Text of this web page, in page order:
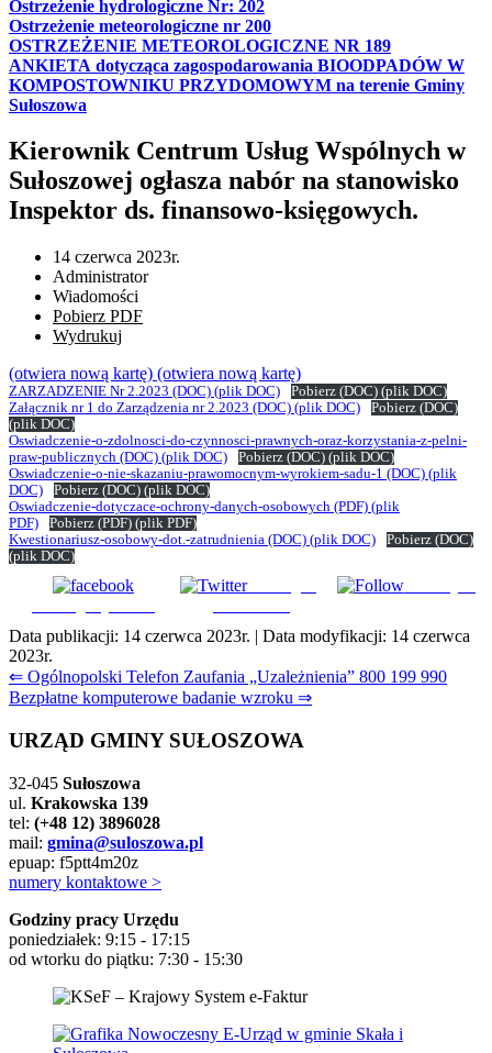
Ostrzeżenie hydrologiczne Nr: 202
Ostrzeżenie meteorologiczne nr 200
OSTRZEŻENIE METEOROLOGICZNE NR 189
ANKIETA dotycząca zagospodarowania BIOODPADÓW W
KOMPOSTOWNIKU PRZYDOMOWYM na terenie Gminy
Sułoszowa
Kierownik Centrum Usług Wspólnych w
Sułoszowej ogłasza nabór na stanowisko
Inspektor ds. finansowo-księgowych.
14 czerwca 2023r.
Administrator
Wiadomości
Pobierz PDF
Wydrukuj
(otwiera nową kartę) (otwiera nową kartę)
ZARZADZENIE Nr 2.2023 (DOC) (plik DOC) Pobierz(DOC)(plik DOC)
Załącznik nr 1 do Zarządzenia nr 2.2023 (DOC) (plik DOC) Pobierz(DOC)
(plik DOC)
Oswiadczenie-o-zdolnosci-do-czynnosci-prawnych-oraz-korzystania-z-pelni-
praw-publicznych (DOC) (plik DOC) Pobierz(DOC)(plik DOC)
Oswiadczenie-o-nie-skazaniu-prawomocnym-wyrokiem-sadu-1 (DOC) (plik
DOC)
Pobierz(DOC)(plik DOC)
Oswiadczenie-dotyczace-ochrony-danych-osobowych (PDF) (plik
PDF)
Pobierz(PDF)(plik PDF)
Kwestionariusz-osobowy-dot.-zatrudnienia (DOC) (plik DOC) Pobierz(DOC)
(plik DOC)
Udostępnij
Subskrybuj
Data publikacji: 14 czerwca 2023r. | Data modyfikacji: 14 czerwca
2023r.
Nawigacja
wpisu
⇐ Ogólnopolski Telefon Zaufania „Uzależnienia” 800 199 990
Bezpłatne komputerowe badanie wzroku ⇒
URZĄD GMINY SUŁOSZOWA
32-045 Sułoszowa
ul. Krakowska 139
tel: (+48 12) 3896028
mail: gmina@suloszowa.pl
epuap: f5ptt4m20z
numery kontaktowe >
Godziny pracy Urzędu
poniedziałek: 9:15 - 17:15
od wtorku do piątku: 7:30 - 15:30